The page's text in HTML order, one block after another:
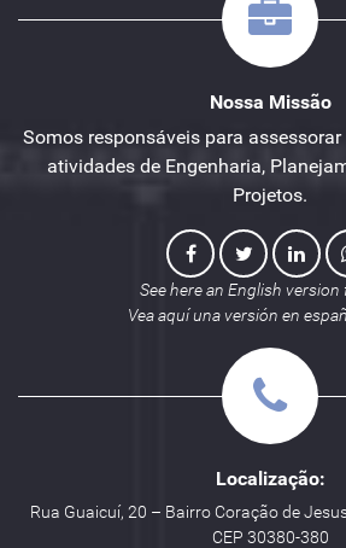
Nossa Missão
Somos responsáveis para
atividades de Engenharia,
Projetos.
See here an English version
Vea aquí una versión en
Localização:
Rua Guaicuí, 20 – Bairro Coração de
CEP 30380-380